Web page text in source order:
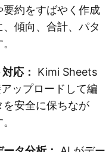
約をすばやく作成
傾向、合計、パタ
応：
Kimi Sheets
ップロードして編
安全に保ちなが